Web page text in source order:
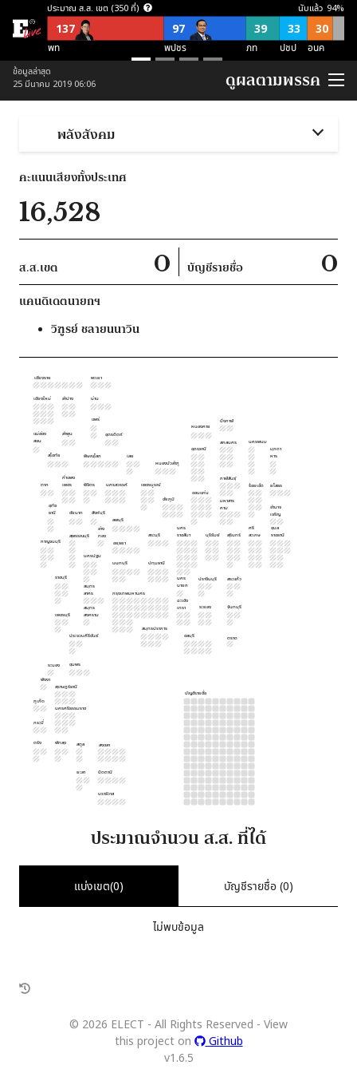
ประมาณ ส.ส. เขต (350 ที่)
137 97 39 33 30
พท พปชร ภท ปชป อนค
ประมาณ ส.ส. บัญชีรายชื่อ (150 ที่)
57 38
ประมาณ ส.ส. พึงมี (500 ที่)
253
ไม่สนับสนุน คสช
นับแล้ว 94%
ข้อมูลล่าสุด
25 มีนาคม 2019 06:06
ดูผลตามพรรค
พลังสังคม
คะแนนเสียงทั้งประเทศ
16,528
ส.ส.เขต 0 บัญชีรายชื่อ 0
แคนดิเดตนายกฯ
วิฑูรย์ ชลายนนาวิน
กรุงเทพมหานคร
ฉะเชิง
เทรา
ชลบุรี
ระยอง จันทบุรี
สระแก้ว
ปราจีนบุรี
ตราด
สมุทร
สาคร
สมุทร
สงคราม
ราชบุรี
กาญจนบุรี
เพชรบุรี
ประจวบคีรีขันธ์
ชุมพร
สุราษฎร์ธานี
นครศรีธรรมราช
พัทลุง สงขลา
ปัตตานี
ยะลา
สตูล
ตรัง
กระบี่
พังงา
ภูเก็ต
ระนอง
นราธิวาส
นครปฐม
สุพรรณบุรี
อยุธยา
อ่าง
ทอง
สิงห์บุรี
นครสวรรค์
พิจิตร เพชรบูรณ์
กำแพง
เพชร
ตาก
สุโขทัย
ลำปาง
พะเยา
ลำพูน
พิษณุโลก
อุตรดิตถ์
แพร่
น่าน
เลย
หนองบัวลำภู
อุดรธานี
สกลนคร นครพนม
กาฬสินธุ์
มุกดา
หาร
หนองคาย
บึงกาฬ
แม่ฮ่อง
สอน
เชียงใหม่
เชียงราย
ชัยนาท
อุทัย
ธานี
สระบุรี
นคร
นายก
นคร
ราชสีมา
บุรีรัมย์ สุรินทร์
ศรี
สะเกษ
อุบล
ราชธานี
อำนาจ
เจริญ
ยโสธร
ร้อยเอ็ด
มหาสาร
คาม
ขอนแก่น
ชัยภูมิ
ลพบุรี
นนทบุรี ปทุมธานี
สมุทรปราการ
บัญชีรายชื่อ
ประมาณจำนวน ส.ส. ที่ได้
แบ่งเขต(0) บัญชีรายชื่อ (0)
ไม่พบข้อมูล
© 2026 ELECT - All Rights Reserved - View
this project on
Github
v1.6.5